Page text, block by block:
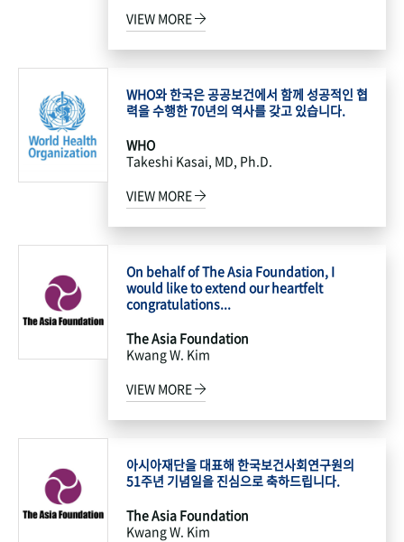
VIEW MORE
WHO와 한국은 공공보건에서 함께 성공적인 협
력을 수행한 70년의 역사를 갖고 있습니다.
WHO
Takeshi Kasai, MD, Ph.D.
VIEW MORE
On behalf of The Asia Foundation, I
would like to extend our heartfelt
congratulations...
The Asia Foundation
Kwang W. Kim
VIEW MORE
아시아재단을 대표해 한국보건사회연구원의
51주년 기념일을 진심으로 축하드립니다.
The Asia Foundation
Kwang W. Kim